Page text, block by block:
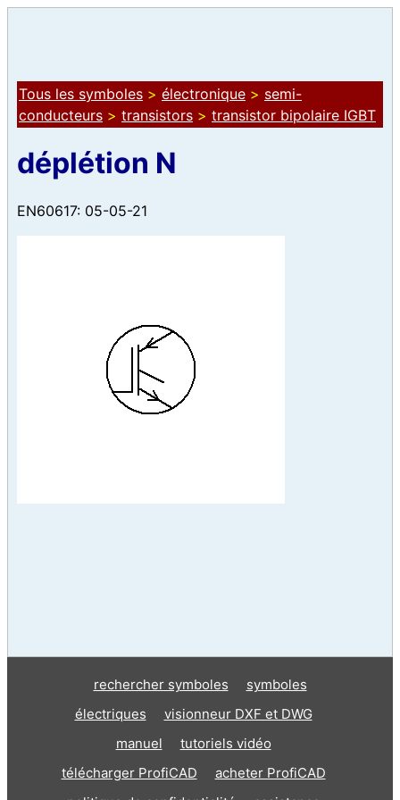
Tous les symboles > électronique > semi-
conducteurs > transistors > transistor bipolaire IGBT
déplétion N
EN60617: 05-05-21
rechercher symboles
symboles
électriques
visionneur DXF et DWG
manuel
tutoriels vidéo
télécharger ProfiCAD
acheter ProfiCAD